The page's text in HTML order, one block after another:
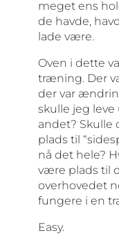
meget ens
de havde,
lade være.
Oven i dette
træning. Der
der var
skulle jeg
andet? Skulle
plads til
nå det hele?
være plads til
overhovedet
fungere i en
Easy.